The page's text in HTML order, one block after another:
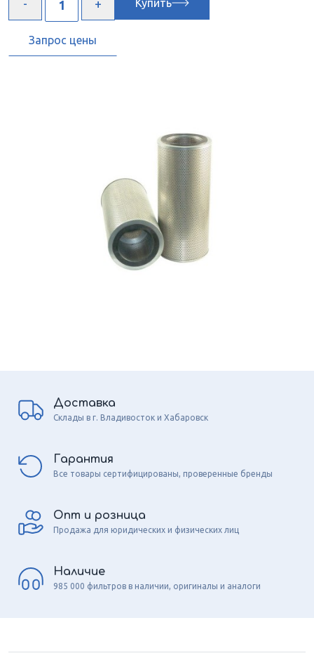
Купить
Запрос цены
Доставка
Склады в г. Владивосток и Хабаровск
Гарантия
Все товары сертифицированы, проверенные бренды
Опт и розница
Продажа для юридических и физических лиц
Наличие
985 000 фильтров в наличии, оригиналы и аналоги